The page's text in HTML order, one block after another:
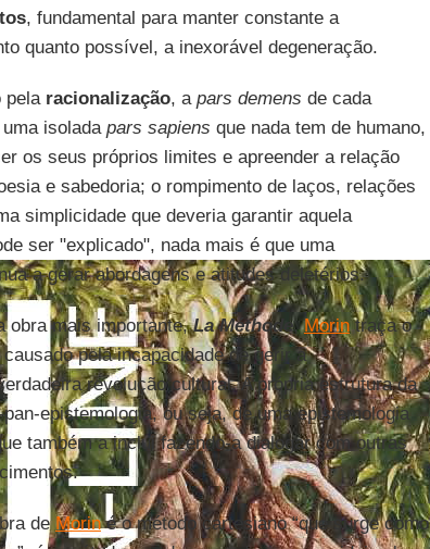
, fundamental para manter constante a
quanto possível, a inexorável degeneração.
pela racionalização, a pars demens de cada
isolada pars sapiens que nada tem de humano,
os seus próprios limites e apreender a relação
e sabedoria; o rompimento de laços, relações
simplicidade que deveria garantir aquela
ser "explicado", nada mais é que uma
a gerar abordagens e atitudes deletérios.
obra mais importante,La Méthode,Morintraça o
pela incapacidade de gerir a
revolução cultural. A própria estrutura da
epistemologia, ou seja, de uma epistemologia
também a inclui fazendo-a dialogar com outras
de Moriné o método cartesiano “que surge como